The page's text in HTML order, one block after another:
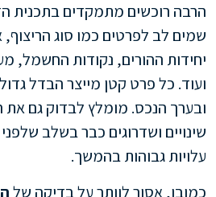
הרבה רוכשים מתמקדים בתכנית
שמים לב לפרטים כמו סוג הריצוף,
יחידות ההורים, נקודות החשמל,
ועוד. כל פרט קטן מייצר הבדל
ובערך הנכס. מומלץ לבדוק גם את
שינויים ושדרוגים כבר בשלב
עלויות גבוהות בהמשך.
כמובן, אסור לוותר על בדיקה של